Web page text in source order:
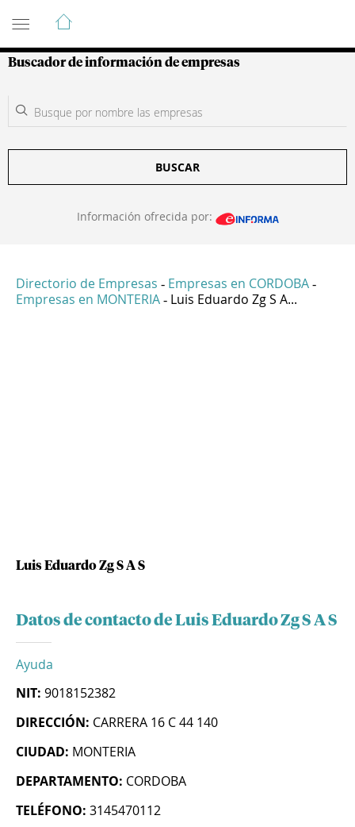
Guía de Empresas Colombianas
Buscador de información de empresas
BUSCAR
Información ofrecida por:
Directorio de Empresas - Empresas en CORDOBA -
Empresas en MONTERIA - Luis Eduardo Zg S A...
Luis Eduardo Zg S A S
Datos de contacto de Luis Eduardo Zg S A S
Ayuda
NIT: 9018152382
DIRECCIÓN: CARRERA 16 C 44 140
CIUDAD: MONTERIA
DEPARTAMENTO: CORDOBA
TELÉFONO: 3145470112